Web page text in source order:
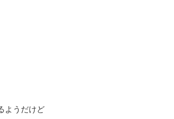
ようだけど